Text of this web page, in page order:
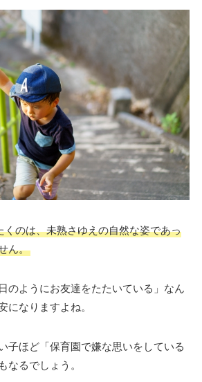
くのは、未熟さゆえの自然な姿であっ
ん。
のようにお友達をたたいている」なん
になりますよね。
子ほど「保育園で嫌な思いをしている
なるでしょう。